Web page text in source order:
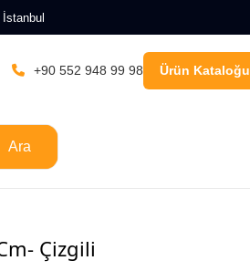
+90 552 948 99 98 Ürün Kataloğu
Ara
Çizgili